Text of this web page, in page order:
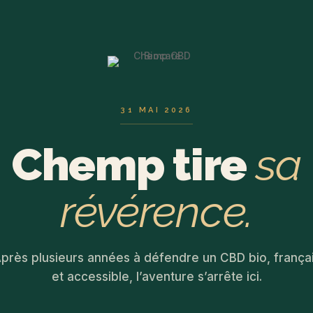
31 MAI 2026
Chemp tiresa
révérence.
plusieurs années à défendre un CBD bio,
et accessible, l’aventure s’arrête ici.